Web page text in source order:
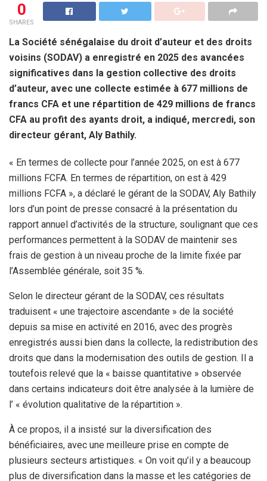
0
SHARES
La Société sénégalaise du droit d’auteur et des droits
voisins (SODAV) a enregistré en 2025 des avancées
significatives dans la gestion collective des droits
d’auteur, avec une collecte estimée à 677 millions de
francs CFA et une répartition de 429 millions de francs
CFA au profit des ayants droit, a indiqué, mercredi, son
directeur gérant, Aly Bathily.
« En termes de collecte pour l’année 2025, on est à 677
millions FCFA. En termes de répartition, on est à 429
millions FCFA », a déclaré le gérant de la SODAV, Aly Bathily
lors d’un point de presse consacré à la présentation du
rapport annuel d’activités de la structure, soulignant que ces
performances permettent à la SODAV de maintenir ses
frais de gestion à un niveau proche de la limite fixée par
l’Assemblée générale, soit 35 %.
‎Selon le directeur gérant de la SODAV, ces résultats
traduisent « une trajectoire ascendante » de la société
depuis sa mise en activité en 2016, avec des progrès
enregistrés aussi bien dans la collecte, la redistribution des
droits que dans la modernisation des outils de gestion. ‎Il a
toutefois relevé que la « baisse quantitative » observée
dans certains indicateurs doit être analysée à la lumière de
l’ « évolution qualitative de la répartition ».
À ce propos, il a insisté sur la diversification des
bénéficiaires, avec une meilleure prise en compte de
plusieurs secteurs artistiques. « On voit qu’il y a beaucoup
plus de diversification dans la masse et les catégories de